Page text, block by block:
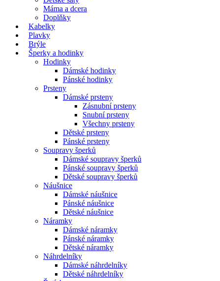
Máma a dcera
Doplňky
Kabelky
Plavky
Brýle
Šperky a hodinky
Hodinky
Dámské hodinky
Pánské hodinky
Prsteny
Dámské prsteny
Zásnubní prsteny
Snubní prsteny
Všechny prsteny
Dětské prsteny
Pánské prsteny
Soupravy šperků
Dámské soupravy šperků
Pánské soupravy šperků
Dětské soupravy šperků
Náušnice
Dámské náušnice
Pánské náušnice
Dětské náušnice
Náramky
Dámské náramky
Pánské náramky
Dětské náramky
Náhrdelníky
Dámské náhrdelníky
Dětské náhrdelníky